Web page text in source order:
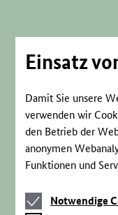
Einsatz
Damit Sie unsere
verwenden wir
den Betrieb der
anonymen
Funktionen und
Notwendige
Cookies
Notwendige